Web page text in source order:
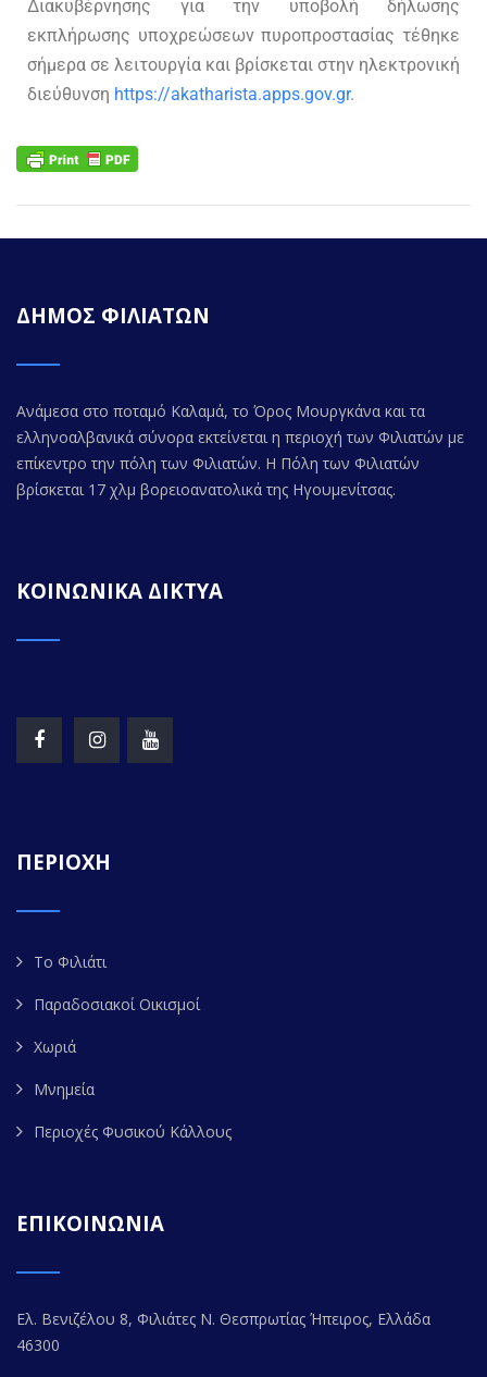
Διακυβέρνησης για την υποβολή δήλωσης
εκπλήρωσης υποχρεώσεων πυροπροστασίας τέθηκε
σήμερα σε λειτουργία και βρίσκεται στην ηλεκτρονική
διεύθυνση https://akatharista.apps.gov.gr.
ΔΗΜΟΣ ΦΙΛΙΑΤΩΝ
Ανάμεσα στο ποταμό Καλαμά, το Όρος Μουργκάνα και τα
ελληνοαλβανικά σύνορα εκτείνεται η περιοχή των Φιλιατών με
επίκεντρο την πόλη των Φιλιατών. Η Πόλη των Φιλιατών
βρίσκεται 17 χλμ βορειοανατολικά της Ηγουμενίτσας.
ΚΟΙΝΩΝΙΚΑ ΔΙΚΤΥΑ
ΠΕΡΙΟΧΗ
Το Φιλιάτι
Παραδοσιακοί Οικισμοί
Χωριά
Μνημεία
Περιοχές Φυσικού Κάλλους
ΕΠΙΚΟΙΝΩΝΙΑ
Ελ. Βενιζέλου 8, Φιλιάτες Ν. Θεσπρωτίας Ήπειρος, Ελλάδα
46300